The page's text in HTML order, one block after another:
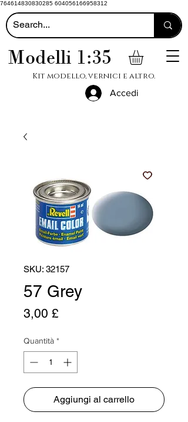
764614830830285 604056166958312
Modelli 1:35
Kit modello, vernici e altro.
Accedi
SKU: 32157
57 Grey
3,00 £
Quantità *
Aggiungi al carrello